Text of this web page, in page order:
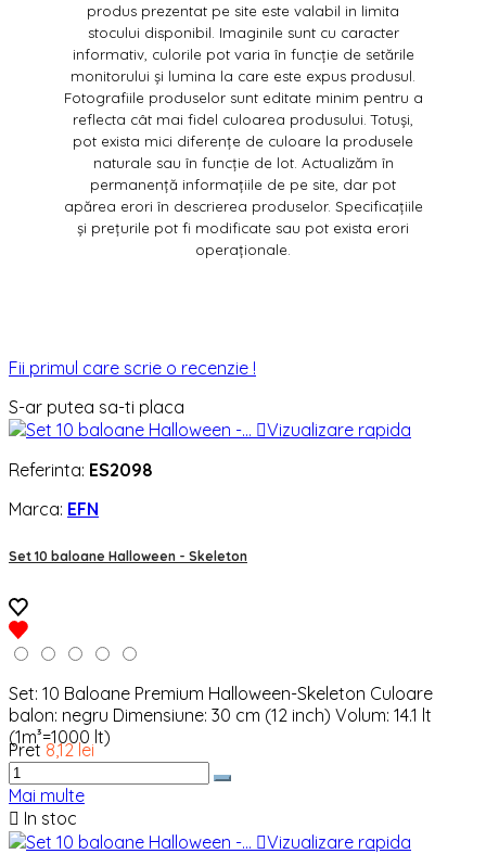
produs prezentat pe site este valabil in limita
stocului disponibil. Imaginile sunt cu caracter
informativ, culorile pot varia în funcție de setările
monitorului și lumina la care este expus produsul.
Fotografiile produselor sunt editate minim pentru a
reflecta cât mai fidel culoarea produsului. Totuși,
pot exista mici diferențe de culoare la produsele
naturale sau în funcție de lot. Actualizăm în
permanență informațiile de pe site, dar pot
apărea erori în descrierea produselor. Specificațiile
și prețurile pot fi modificate sau pot exista erori
operaționale.
Fii primul care scrie o recenzie !
S-ar putea sa-ti placa
Vizualizare rapida
Referinta: ES2098
Marca: EFN
Set 10 baloane Halloween - Skeleton
Set: 10 Baloane Premium Halloween-Skeleton Culoare
balon: negru Dimensiune: 30 cm (12 inch) Volum: 14.1 lt
(1m³=1000 lt)
Pret 8,12 lei
Mai multe
 In stoc
Vizualizare rapida